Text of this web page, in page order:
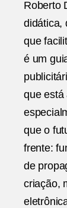
Roberto
didática,
que
é um
que está
que o
frente:
de
criação,